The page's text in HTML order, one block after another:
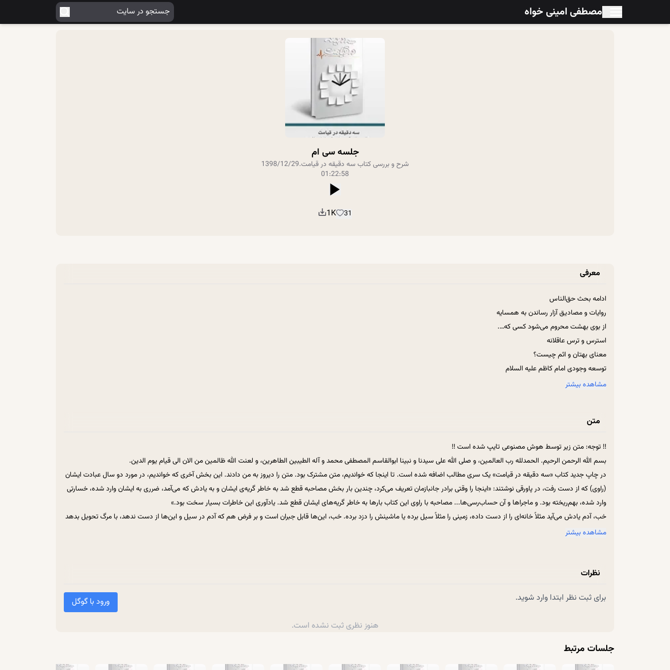
مصطفی امینی خواه
جلسه سی ام
شرح و بررسی کتاب سه دقیقه در قیامت.
1398/12/29
01:22:58
31
1K
معرفی
ادامه بحث حق‌الناس
روایات و مصادیق آزار رساندن به همسایه
از بوی بهشت محروم می‌شود کسی که….
استرس و ترس عاقلانه
معنای بهتان و اثم چیست؟
توسعه وجودی امام کاظم علیه السلام
آینه، ماجرای ما و خدا
جلوه‌های حقیقت جهنم در عالم
علامت تقوا
مشاهده بیشتر
متن
‼ توجه: متن زیر توسط هوش مصنوعی تایپ شده است ‼
بسم الله الرحمن الرحیم. الحمدلله رب العالمین، و صلی الله علی سیدنا و نبینا ابوالقاسم المصطفی محمد و آله الطیبین الطاهرین، و لعنت الله ظالمین من الان الی قیام یوم الدین.
در چاپ جدید کتاب «سه دقیقه در قیامت» یک سری مطالب اضافه شده است. تا اینجا که خواندیم، متن مشترک بود. متن را دیروز به من دادند. این بخش آخری که خواندیم، در مورد دو سال عبادت ایشان
(راوی) که از دست رفت، در پاورقی نوشتند: «اینجا را وقتی برادر جانبازمان تعریف می‌کرد، چندین بار بخش مصاحبه قطع شد به خاطر گریه‌ی ایشان و به یادش که می‌آمد، ضرری به ایشان وارد شده، خسارتی
وارد شده، بهم‌ریخته بود. و ماجراها و آن حساب‌رسی‌ها... مصاحبه با راوی این کتاب بارها به خاطر گریه‌های ایشان قطع شد. یادآوری این خاطرات بسیار سخت بود.»
خب، آدم یادش می‌آید مثلاً خانه‌ای را از دست داده، زمینی را مثلاً سیل برده یا ماشینش را دزد برده. خب، این‌ها قابل جبران است و بر فرض هم که آدم در سیل و این‌ها از دست ندهد، با مرگ تحویل بدهد
و برود. وقتی به یاد این‌ها می‌افتیم و به این‌ها فکر می‌کنیم، این همه بهم می‌ریزیم؛ چه برسد به اینکه انسان در آنجایی که به شدت به اعمال نیاز دارد، گرفتار بشود و این‌ها اعمالش را از دست بدهد و
دقیقه در قیامت» چون تا حالا نبوده و دانستنش خالی از لطف نیست. ماجرایی جالب و اثرگذار است. این را امروز، ان‌شاءالله، عرض می‌کنم. توفیق بده. حواس‌مان را جمع می‌کنیم.
ماجرا. این ماجرا هم مال مرحوم میرزای شیرازی و حسابدار ایشان، محمد امین است. میرزای شیرازی صاحب فتوای تنباکو، یک حسابداری داشت به اسم محمد امین.
همان دوران، ایشان تاجر شیرازی یک شخصی بود، خیلی ثروتمند در شیراز. این بابا قصد می‌کند برود حج. شروع می‌کند اموالش را جمع می‌کند و آماده‌ی سفر می‌شود. بعد از اینکه اموال را جمع می‌کند،
همه‌ی قرض‌ها را می‌دهد، دینش را پرداخت می‌کند. اموالش هزار سکه می‌شود، به پول آن زمان که خب پول خیلی زیادی بوده. هرچه هم نگاه می‌کند، می‌بیند تو اطرافش کسی نیست که به او اعتماد داشته
باشد و بخواهد این مال را در اختیار آن‌ها بگذارد. همه‌ی سرمایه و جوانی و هرچه دار و ندارش، خلاصه همین پول است. مکه با خودش ببرد، اعمال حج را بخواهد با این‌ها به جا بیاورد.
راهزن زیاد بوده، دزد زیاد بوده. این می‌بیند که چاره‌ای ندارد، باید بالاخره مال را به کسی بدهد. یک مدت فکر می‌کند، می‌گوید: «خوب، مرجع شیعه، میرزای شیرازی است. ایشان هم اموال زیادی دستشان
مشاهده بیشتر
نظرات
برای ثبت نظر ابتدا وارد شوید.
ورود با گوگل
هنوز نظری ثبت نشده است.
جلسات مرتبط